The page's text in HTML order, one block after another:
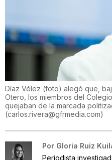
Díaz Vélez (foto) alegó que,
Otero, los miembros del
quejaban de la marcada
(carlos.rivera@gfrmedia.com)
Por Gloria Ruiz
Periodista